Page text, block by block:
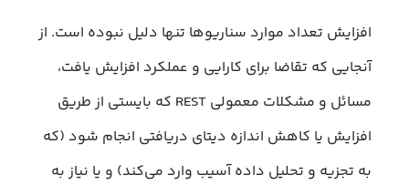
افزایش تعداد موارد سناریو‌ها تنها دلیل نبوده است. از
آنجایی که تقاضا برای کارایی و عملکرد افزایش یافت،
مسائل و مشکلات معمولی REST که بایستی از طریق
افزایش یا کاهش اندازه دیتای دریافتی انجام شود (که
به تجزیه و تحلیل داده آسیب وارد می‌کند) و یا نیاز به